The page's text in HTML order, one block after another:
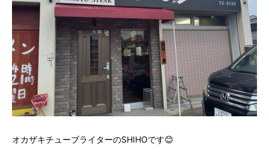
オカザキチューブライターのSHIHOです😊